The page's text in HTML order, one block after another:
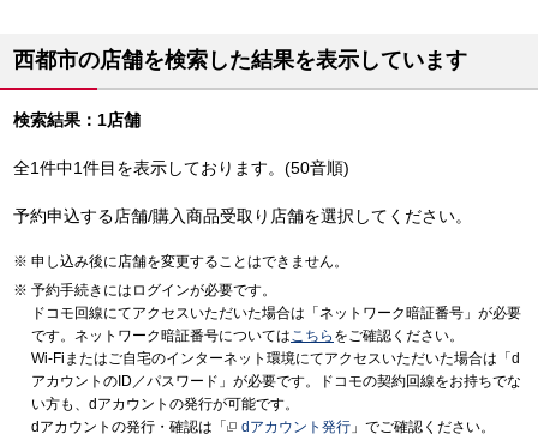
西都市の店舗を検索した結果を表示しています
検索結果：1店舗
全1件中1件目を表示しております。(50音順)
予約申込する店舗/購入商品受取り店舗を選択してください。
申し込み後に店舗を変更することはできません。
予約手続きにはログインが必要です。
ドコモ回線にてアクセスいただいた場合は「ネットワーク暗証番号」が必要
です。ネットワーク暗証番号についてはこちら をご確認ください。
Wi-Fiまたはご自宅のインターネット環境にてアクセスいただいた場合は「d
アカウントのID／パスワード」が必要です。ドコモの契約回線をお持ちでな
い方も、dアカウントの発行が可能です。
dアカウントの発行・確認は「
dアカウント発行 」でご確認ください。